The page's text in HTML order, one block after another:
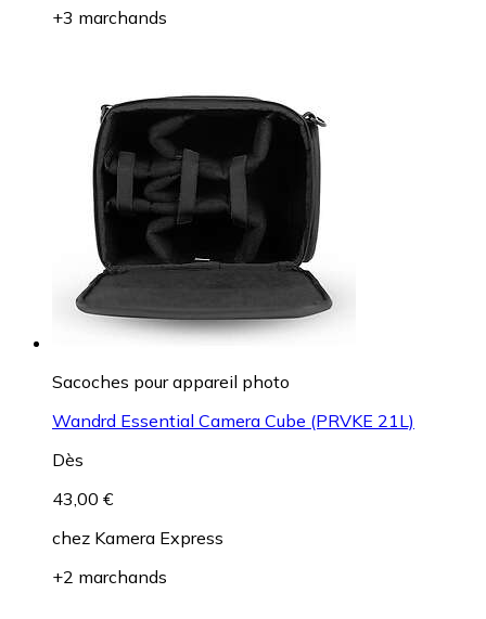
+3 marchands
Sacoches pour appareil photo
Wandrd Essential Camera Cube (PRVKE 21L)
Dès
43,00 €
chez Kamera Express
+2 marchands